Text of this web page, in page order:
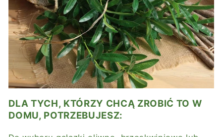
DLA TYCH, KTÓRZY CHCĄ ZROBIĆ TO W
DOMU, POTRZEBUJESZ: